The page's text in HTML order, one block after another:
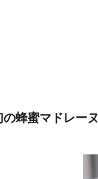
の蜂蜜マドレーヌ